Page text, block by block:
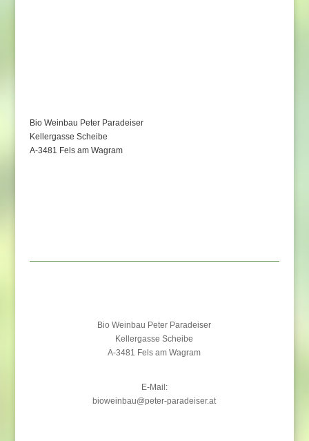
Bio Weinbau Peter Paradeiser
Kellergasse Scheibe
A-3481 Fels am Wagram
Bio Weinbau Peter Paradeiser
Kellergasse Scheibe
A-3481 Fels am Wagram
E-Mail:
bioweinbau@peter-paradeiser.at